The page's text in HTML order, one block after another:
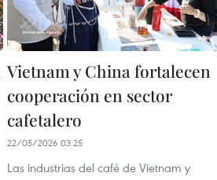
Vietnam y China fortalecen
cooperación en sector
cafetalero
22/05/2026 03:25
Las industrias del café de Vietnam y